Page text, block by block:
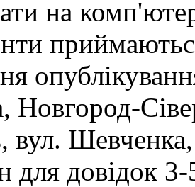
на
Новгород-
вул.
для довідок